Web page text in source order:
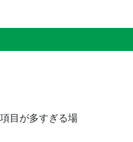
目が多すぎる場